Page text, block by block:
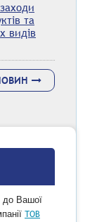
та
видів
до Вашої
ТОВ